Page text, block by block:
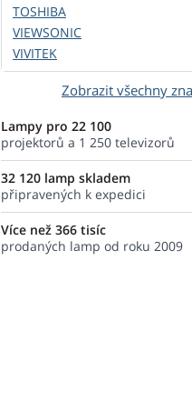
TOSHIBA
VIEWSONIC
VIVITEK
Zobrazit všechny
Lampy pro 22 100
projektorů a 1 250 televizorů
32 120 lamp skladem
připravených k expedici
Více než 366 tisíc
prodaných lamp od roku 2009